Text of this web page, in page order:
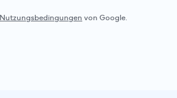
Nutzungsbedingungen von Google.